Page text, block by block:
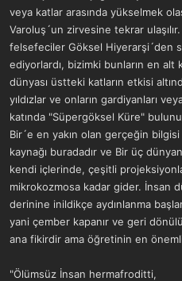
veya katlar arasında yükselmek
Varoluş´un zirvesine tekrar
felsefeciler Göksel Hiyerarşi´den
ediyorlardı, bizimki bunların en alt
dünyası üstteki katların etkisi
yıldızlar ve onların gardiyanları
katında "Süpergöksel Küre"
Bir´e en yakın olan gerçeğin bilgisi
kaynağı buradadır ve Bir üç
kendi içlerinde, çeşitli
mikrokozmosa kadar gider. İnsan
derinine inildikçe aydınlanma
yani çember kapanır ve geri
ana fikirdir ama öğretinin en
"Ölümsüz İnsan hermafroditti,